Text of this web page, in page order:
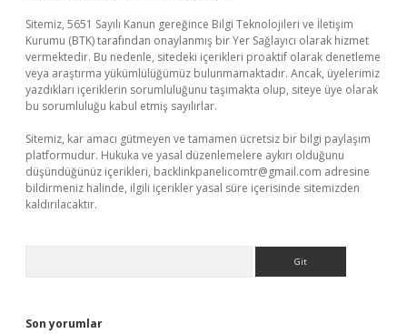
Sitemiz, 5651 Sayılı Kanun gereğince Bilgi Teknolojileri ve İletişim
Kurumu (BTK) tarafından onaylanmış bir Yer Sağlayıcı olarak hizmet
vermektedir. Bu nedenle, sitedeki içerikleri proaktif olarak denetleme
veya araştırma yükümlülüğümüz bulunmamaktadır. Ancak, üyelerimiz
yazdıkları içeriklerin sorumluluğunu taşımakta olup, siteye üye olarak
bu sorumluluğu kabul etmiş sayılırlar.
Sitemiz, kar amacı gütmeyen ve tamamen ücretsiz bir bilgi paylaşım
platformudur. Hukuka ve yasal düzenlemelere aykırı olduğunu
düşündüğünüz içerikleri, backlinkpanelicomtr@gmail.com adresine
bildirmeniz halinde, ilgili içerikler yasal süre içerisinde sitemizden
kaldırılacaktır.
Son yorumlar